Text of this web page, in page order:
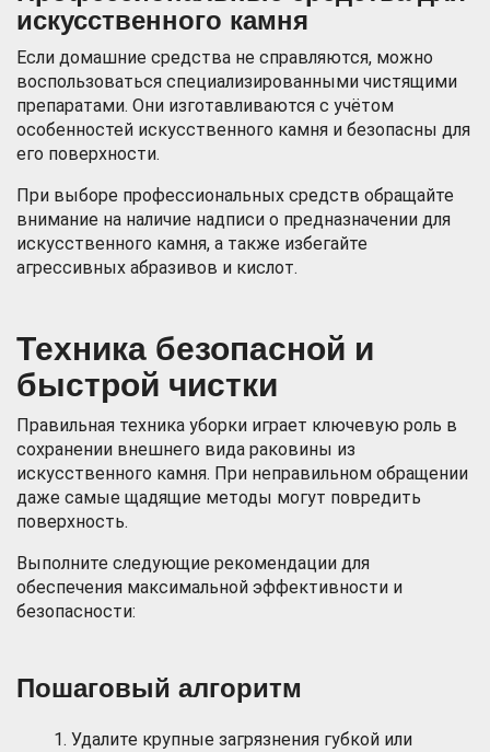
искусственного камня
Если домашние средства не справляются, можно
воспользоваться специализированными чистящими
препаратами. Они изготавливаются с учётом
особенностей искусственного камня и безопасны для
его поверхности.
При выборе профессиональных средств обращайте
внимание на наличие надписи о предназначении для
искусственного камня, а также избегайте
агрессивных абразивов и кислот.
Техника безопасной и
быстрой чистки
Правильная техника уборки играет ключевую роль в
сохранении внешнего вида раковины из
искусственного камня. При неправильном обращении
даже самые щадящие методы могут повредить
поверхность.
Выполните следующие рекомендации для
обеспечения максимальной эффективности и
безопасности:
Пошаговый алгоритм
Удалите крупные загрязнения губкой или